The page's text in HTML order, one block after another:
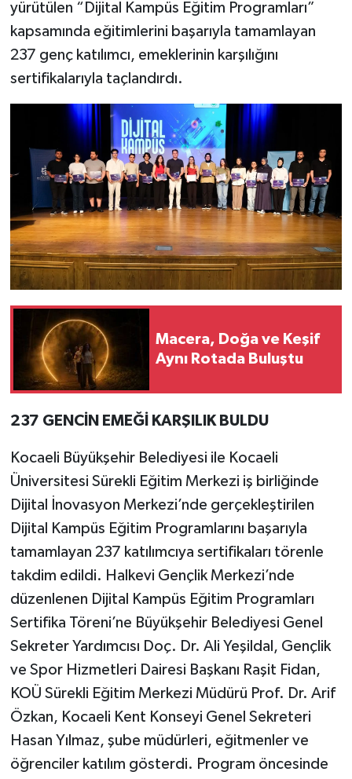
yürütülen “Dijital Kampüs Eğitim Programları”
kapsamında eğitimlerini başarıyla tamamlayan
237 genç katılımcı, emeklerinin karşılığını
sertifikalarıyla taçlandırdı.
Macera, Doğa ve Keşif
Aynı Rotada Buluştu
237 GENCİN EMEĞİ KARŞILIK BULDU
Kocaeli Büyükşehir Belediyesi ile Kocaeli
Üniversitesi Sürekli Eğitim Merkezi iş birliğinde
Dijital İnovasyon Merkezi’nde gerçekleştirilen
Dijital Kampüs Eğitim Programlarını başarıyla
tamamlayan 237 katılımcıya sertifikaları törenle
takdim edildi. Halkevi Gençlik Merkezi’nde
düzenlenen Dijital Kampüs Eğitim Programları
Sertifika Töreni’ne Büyükşehir Belediyesi Genel
Sekreter Yardımcısı Doç. Dr. Ali Yeşildal, Gençlik
ve Spor Hizmetleri Dairesi Başkanı Raşit Fidan,
KOÜ Sürekli Eğitim Merkezi Müdürü Prof. Dr. Arif
Özkan, Kocaeli Kent Konseyi Genel Sekreteri
Hasan Yılmaz, şube müdürleri, eğitmenler ve
öğrenciler katılım gösterdi. Program öncesinde